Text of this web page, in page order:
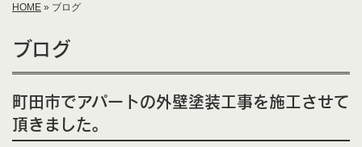
HOME » ブログ
ブログ
町田市でアパートの外壁塗装工事を施工させて
頂きました。